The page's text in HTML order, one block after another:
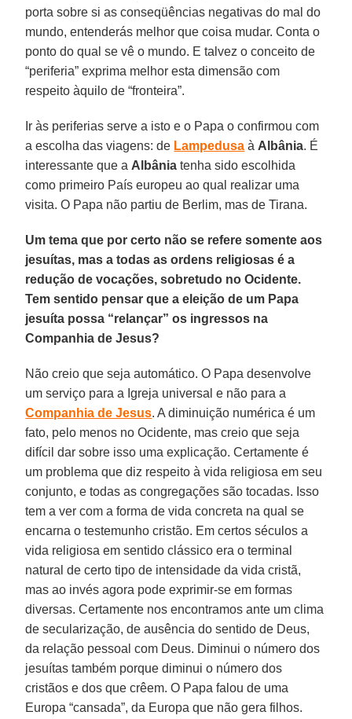
porta sobre si as conseqüências negativas do mal do
mundo, entenderás melhor que coisa mudar. Conta o
ponto do qual se vê o mundo. E talvez o conceito de
“periferia” exprima melhor esta dimensão com
respeito àquilo de “fronteira”.
Ir às periferias serve a isto e o Papa o confirmou com
a escolha das viagens: de Lampedusa à Albânia. É
interessante que a Albânia tenha sido escolhida
como primeiro País europeu ao qual realizar uma
visita. O Papa não partiu de Berlim, mas de Tirana.
Um tema que por certo não se refere somente aos
jesuítas, mas a todas as ordens religiosas é a
redução de vocações, sobretudo no Ocidente.
Tem sentido pensar que a eleição de um Papa
jesuíta possa “relançar” os ingressos na
Companhia de Jesus?
Não creio que seja automático. O Papa desenvolve
um serviço para a Igreja universal e não para a
Companhia de Jesus. A diminuição numérica é um
fato, pelo menos no Ocidente, mas creio que seja
difícil dar sobre isso uma explicação. Certamente é
um problema que diz respeito à vida religiosa em seu
conjunto, e todas as congregações são tocadas. Isso
tem a ver com a forma de vida concreta na qual se
encarna o testemunho cristão. Em certos séculos a
vida religiosa em sentido clássico era o terminal
natural de certo tipo de intensidade da vida cristã,
mas ao invés agora pode exprimir-se em formas
diversas. Certamente nos encontramos ante um clima
de secularização, de ausência do sentido de Deus,
da relação pessoal com Deus. Diminui o número dos
jesuítas também porque diminui o número dos
cristãos e dos que crêem. O Papa falou de uma
Europa “cansada”, da Europa que não gera filhos.